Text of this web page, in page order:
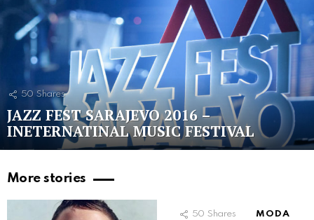
50 Shares
JAZZ FEST SARAJEVO 2016 –
INETERNATINAL MUSIC FESTIVAL
More stories
50 Shares MODA